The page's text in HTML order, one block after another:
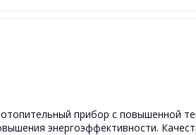
прибор с повышенной
энергоэффективности.